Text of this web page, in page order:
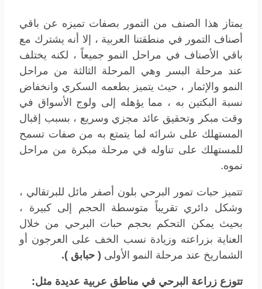
يمتاز هذا الصنف من التمور بصفات تميزه عن باقي
أصناف التمور في منطقتنا العربية ، إلا أنه يشترك مع
باقي الأصناف في مراحل النمو جميعاً ، لكنه يختلف
عند مرحلة البسر وهي المرحلة الثالثة من مراحل
النمو والإثمار ، حيث يتميز بطعمه السكري وانخفاض
نسبة البكتين به ، مما يؤهله إلى ولوج الأسواق في
وقت مبكر وتحقيق عائد مجزي وسريع ، بسبب إقبال
المستهلك على شرائه لما يتمتع به من صفات تسمح
للمستهلك على تناوله في مرحلة مبكرة من مراحل
نموه.
تتميز حبات تمور البرحي بلون أصفر مائل للبرتقالي ،
وشكل دائري تقريباً متوسطة الحجم إلى كبيرة ،
بحيث يمكن التحكم بحجم حبات البرحي من خلال
العناية بزراعته وزيادة نسب الخف على العرجون أو
الشماريخ عند مرحلة النمو الأولى ( حبابق ).
تتوزع زراعة البرحي في مناطق عربية عديدة مثل: